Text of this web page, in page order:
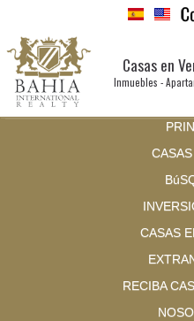
Casas en
Inmuebles -
CASAS
RECIBA